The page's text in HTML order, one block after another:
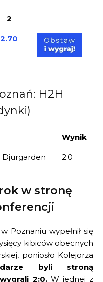
2
2.70
H2H
Wynik
Djurgarden 2:0
w stronę
Poznaniu wypełnił się
kibiców obecnych
poniosło Kolejorza
byli stroną
2:0.W jednej z